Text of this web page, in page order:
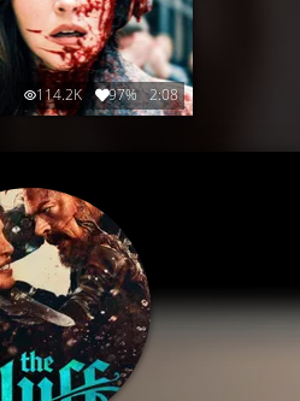
114.2K 97% 2:08